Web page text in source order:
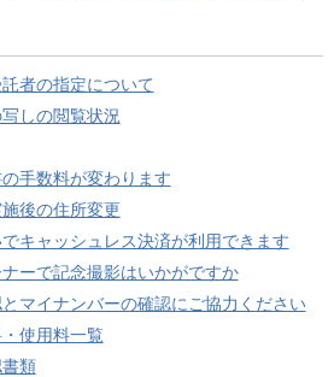
者の指定について
しの閲覧状況
手数料が変わります
後の住所変更
キャッシュレス決済が利用できます
ーで記念撮影はいかがですか
マイナンバーの確認にご協力ください
使用料一覧
類